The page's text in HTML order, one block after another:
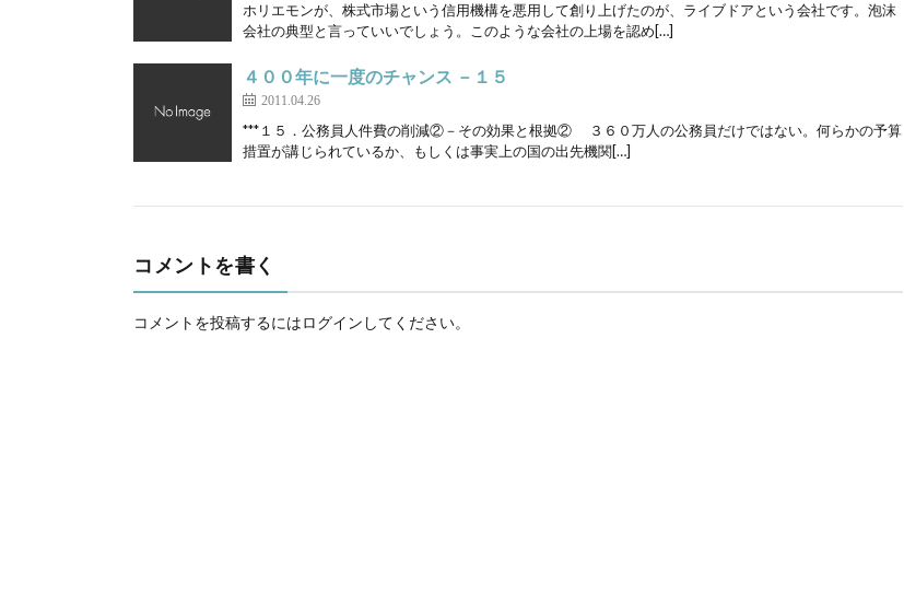
ホリエモンが、株式市場という信用機構を悪用して創り上げたのが、ライブドアという会社です。泡沫
会社の典型と言っていいでしょう。このような会社の上場を認め[…]
４００年に一度のチャンス －１５
2011.04.26
***１５．公務員人件費の削減②－その効果と根拠② ３６０万人の公務員だけではない。何らかの予算
措置が講じられているか、もしくは事実上の国の出先機関[…]
コメントを書く
コメントを投稿するにはログイン してください。